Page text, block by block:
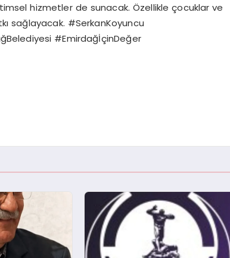
hizmetler de sunacak. Özellikle çocuklar ve
sağlayacak. #SerkanKoyuncu
#EmirdağİçinDeğer